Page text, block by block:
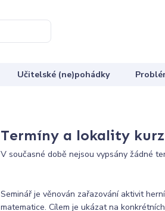
Učitelské (ne)pohádky
Termíny a lokality
V současné době nejsou vypsány žádné
Seminář je věnován zařazování aktivit
matematice. Cílem je ukázat na